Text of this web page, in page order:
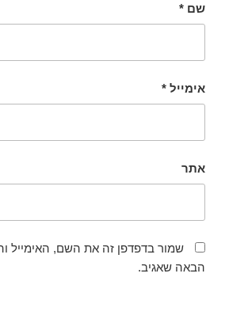
שם *
אימייל *
אתר
שמור בדפדפן זה את השם, האימייל
הבאה שאגיב.